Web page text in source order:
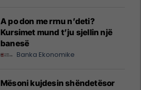
A po don me rrnu n’deti?
Kursimet mund t’ju sjellin një
banesë
Banka Ekonomike
Mësoni kujdesin shëndetësor